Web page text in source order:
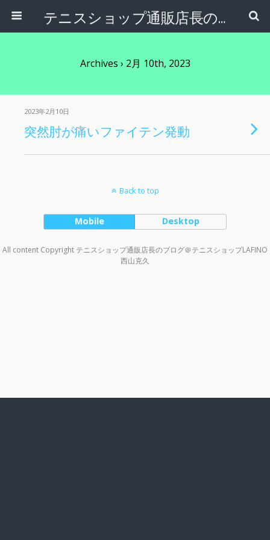
テニスショップ通販店長のブログ＠テニスショップLAFINO 西山克久
Archives › 2月 10th, 2023
2023年2月10日
突然肘が痛いファイテン発動
Back to top
Mobile Desktop
All content Copyright テニスショップ通販店長のブログ＠テニスショップLAFINO
西山克久